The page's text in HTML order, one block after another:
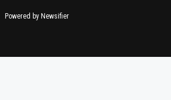
Powered by Newsifier